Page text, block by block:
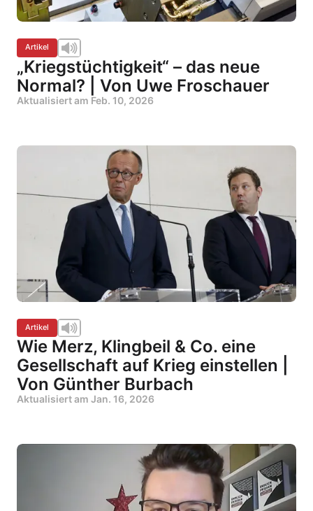
Artikel
„Kriegstüchtigkeit“ – das neue
Normal? | Von Uwe Froschauer
Aktualisiert am Feb. 10, 2026
Artikel
Wie Merz, Klingbeil & Co. eine
Gesellschaft auf Krieg einstellen |
Von Günther Burbach
Aktualisiert am Jan. 16, 2026